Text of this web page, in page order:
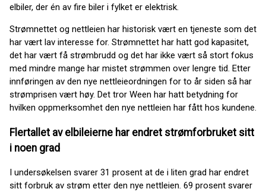
elbiler, der én av fire biler i fylket er elektrisk.
Strømnettet og nettleien har historisk vært en tjeneste som det
har vært lav interesse for. Strømnettet har hatt god kapasitet,
det har vært få strømbrudd og det har ikke vært så stort fokus
med mindre mange har mistet strømmen over lengre tid. Etter
innføringen av den nye nettleieordningen for to år siden så har
strømprisen vært høy. Det tror Ween har hatt betydning for
hvilken oppmerksomhet den nye nettleien har fått hos kundene.
Flertallet av elbileierne har endret strømforbruket sitt
i noen grad
I undersøkelsen svarer 31 prosent at de i liten grad har endret
sitt forbruk av strøm etter den nye nettleien. 69 prosent svarer